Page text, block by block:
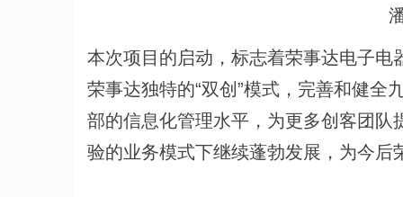
本次项目的启动，标志着荣事达电子
荣事达独特的“双创”模式，完善和健全
部的信息化管理水平，为更多创客团
验的业务模式下继续蓬勃发展，为今